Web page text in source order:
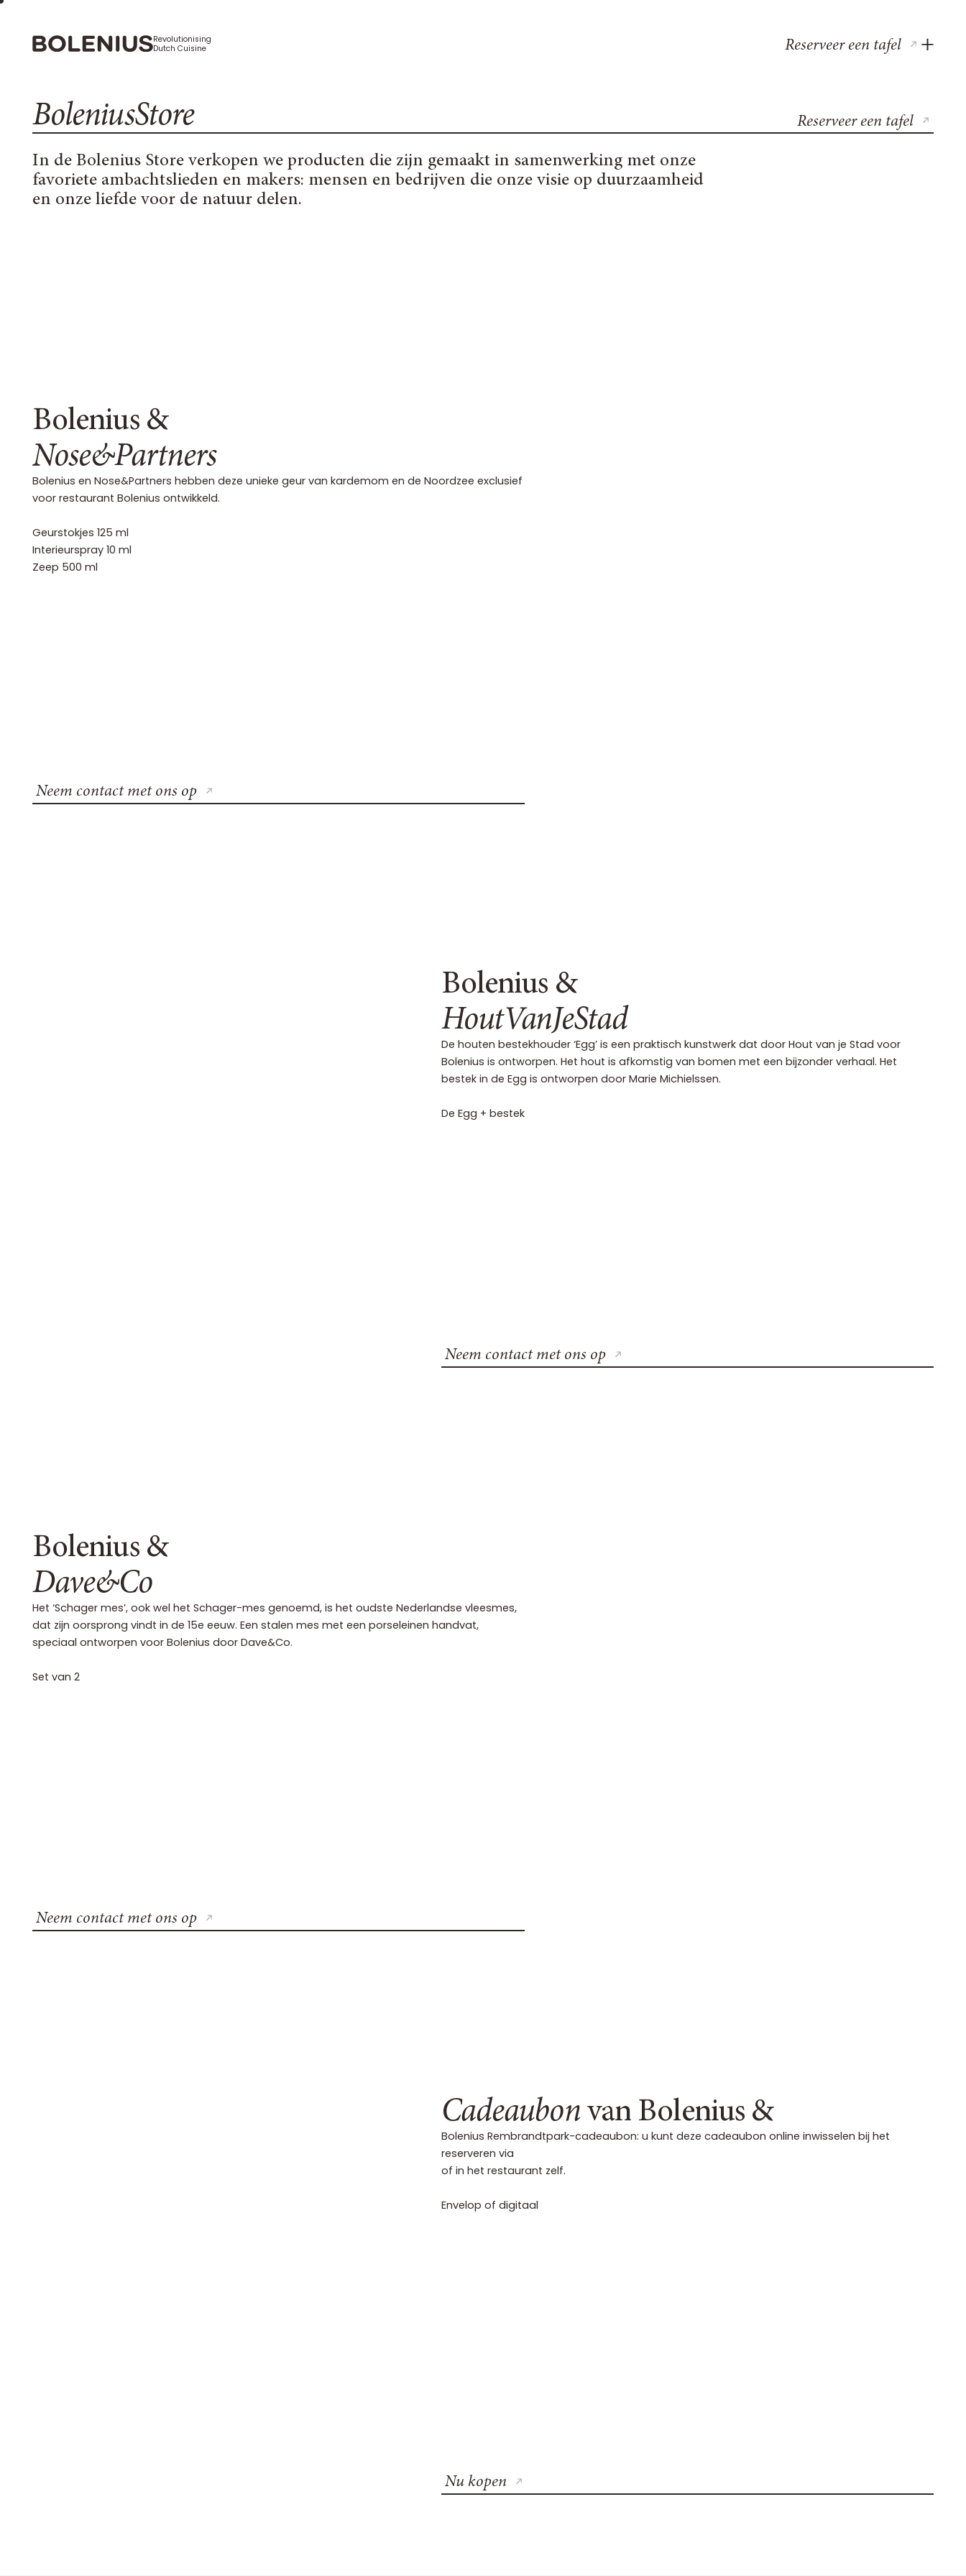
Revolutionising
Dutch Cuisine Reserveer een tafel
BoleniusStore Reserveer een tafel
In de Bolenius Store verkopen we producten die zijn gemaakt in samenwerking met onze
favoriete ambachtslieden en makers: mensen en bedrijven die onze visie op duurzaamheid
en onze liefde voor de natuur delen.
Bolenius &
Nose&Partners
Bolenius en Nose&Partners hebben deze unieke geur van kardemom en de Noordzee exclusief
voor restaurant Bolenius ontwikkeld.
Geurstokjes 125 ml
Interieurspray 10 ml
Zeep 500 ml
Neem contact met ons op
Bolenius &
HoutVanJeStad
De houten bestekhouder ‘Egg’ is een praktisch kunstwerk dat door Hout van je Stad voor
Bolenius is ontworpen. Het hout is afkomstig van bomen met een bijzonder verhaal. Het
bestek in de Egg is ontworpen door Marie Michielssen.
De Egg + bestek
Neem contact met ons op
Bolenius &
Dave&Co
Het ‘Schager mes’, ook wel het Schager-mes genoemd, is het oudste Nederlandse vleesmes,
dat zijn oorsprong vindt in de 15e eeuw. Een stalen mes met een porseleinen handvat,
speciaal ontworpen voor Bolenius door Dave&Co.
Set van 2
Neem contact met ons op
Cadeaubonvan Bolenius &
Bolenius Rembrandtpark-cadeaubon: u kunt deze cadeaubon online inwisselen bij het
reserveren via
of in het restaurant zelf.
Envelop of digitaal
Nu kopen